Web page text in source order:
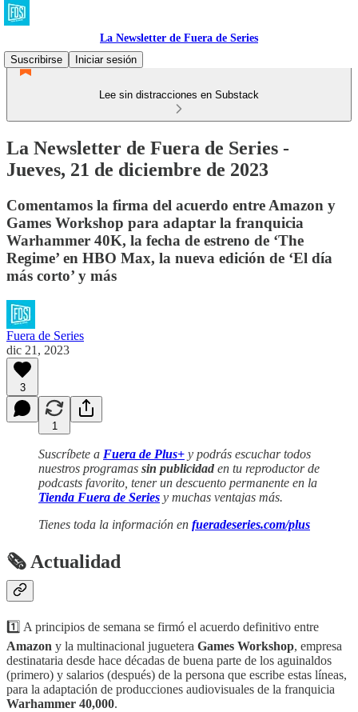
La Newsletter de Fuera de Series
Suscribirse
Iniciar sesión
Lee sin distracciones en Substack
La Newsletter de Fuera de Series -
Jueves, 21 de diciembre de 2023
Comentamos la firma del acuerdo entre Amazon y
Games Workshop para adaptar la franquicia
Warhammer 40K, la fecha de estreno de ‘The
Regime’ en HBO Max, la nueva edición de ‘El día
más corto’ y más
Fuera de Series
dic 21, 2023
3
1
Suscríbete a Fuera de Plus+ y podrás escuchar todos
nuestros programas sin publicidad en tu reproductor de
podcasts favorito, tener un descuento permanente en la
Tienda Fuera de Series y muchas ventajas más.
Tienes toda la información en fueradeseries.com/plus
🗞 Actualidad
1️⃣ A principios de semana se firmó el acuerdo definitivo entre
Amazon y la multinacional juguetera Games Workshop, empresa
destinataria desde hace décadas de buena parte de los aguinaldos
(primero) y salarios (después) de la persona que escribe estas líneas,
para la adaptación de producciones audiovisuales de la franquicia
Warhammer 40,000.